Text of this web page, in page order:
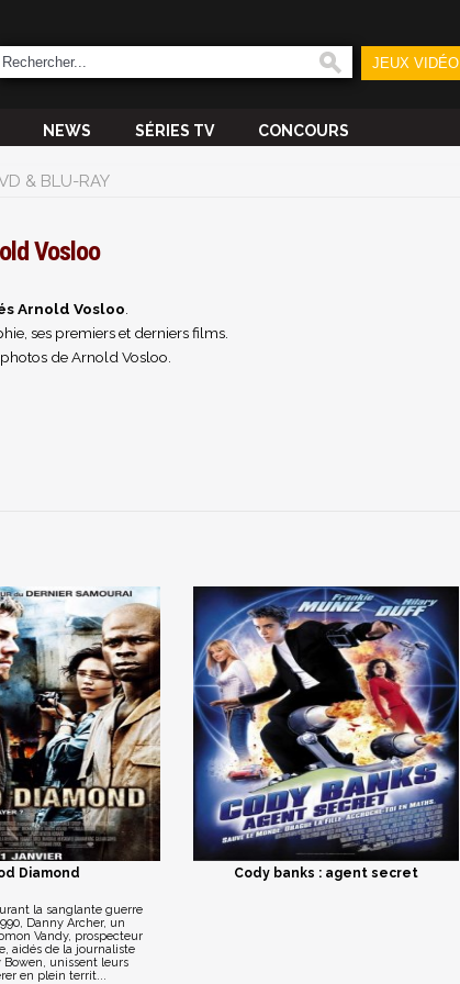
JEUX VIDÉO
NEWS SÉRIES TV CONCOURS
& BLU-RAY
Vosloo
Arnold Vosloo
ses premiers et derniers films.
de Arnold Vosloo.
Diamond
la sanglante guerre
Danny Archer, un
Vandy, prospecteur
aidés de la journaliste
unissent leurs
en plein territ...
Cody banks : agent secret